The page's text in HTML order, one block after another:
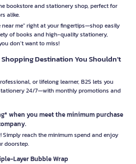
bookstore and stationery shop, perfect for
alike.
near me" right at your fingertips—shop easily
of books and high-quality stationery,
don’t want to miss!
Destination You Shouldn’t
or lifelong learner, B2S lets you
24/7—with monthly promotions and
when you meet the minimum purchase
reach the minimum spend and enjoy
doorstep.
Layer Bubble Wrap